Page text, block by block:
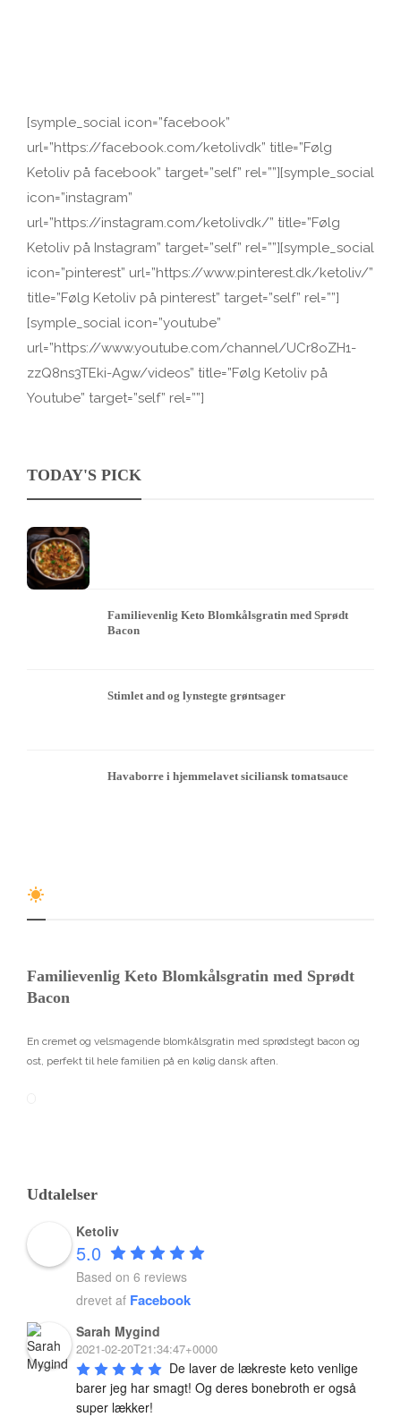
[symple_social icon=”facebook”
url=”https://facebook.com/ketolivdk” title=”Følg
Ketoliv på facebook” target=”self” rel=””][symple_social
icon=”instagram”
url=”https://instagram.com/ketolivdk/” title=”Følg
Ketoliv på Instagram” target=”self” rel=””][symple_social
icon=”pinterest” url=”https://www.pinterest.dk/ketoliv/”
title=”Følg Ketoliv på pinterest” target=”self” rel=””]
[symple_social icon=”youtube”
url=”https://www.youtube.com/channel/UCr8oZH1-
zzQ8ns3TEki-Agw/videos” title=”Følg Ketoliv på
Youtube” target=”self” rel=””]
TODAY'S PICK
Familievenlig Keto Blomkålsgratin med Sprødt
Bacon
Stimlet and og lynstegte grøntsager
Havaborre i hjemmelavet siciliansk tomatsauce
Familievenlig Keto Blomkålsgratin med Sprødt
Bacon
En cremet og velsmagende blomkålsgratin med sprødstegt bacon og
ost, perfekt til hele familien på en kølig dansk aften.
Grøn smoothie med chiafrø, lime og kål
Udtalelser
Ketoliv
5.0
Based on 6 reviews
drevet af Facebook
Sarah Mygind
2021-02-20T21:34:47+0000
De laver de lækreste keto venlige
barer jeg har smagt! Og deres bonebroth er også
super lækker!